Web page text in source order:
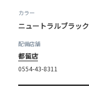
カラー
ニュートラルブラック
配備店舗
都留店
0554-43-8311